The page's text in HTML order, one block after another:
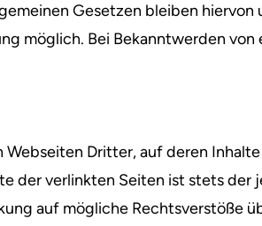
Gesetzen bleiben
möglich. Bei Bekanntwerden
Dritter, auf deren
der verlinkten Seiten ist stets
auf mögliche Rechtsverstöße